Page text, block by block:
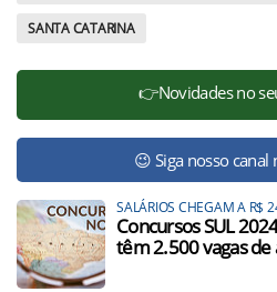
SANTA CATARINA
👉Novidades no
😉 Siga nosso canal
SALÁRIOS CHEGAM A R$
Concursos SUL
têm 2.500 vagas de